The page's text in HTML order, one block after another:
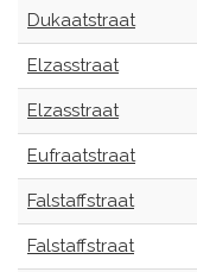
Dukaatstraat
Elzasstraat
Elzasstraat
Eufraatstraat
Falstaffstraat
Falstaffstraat